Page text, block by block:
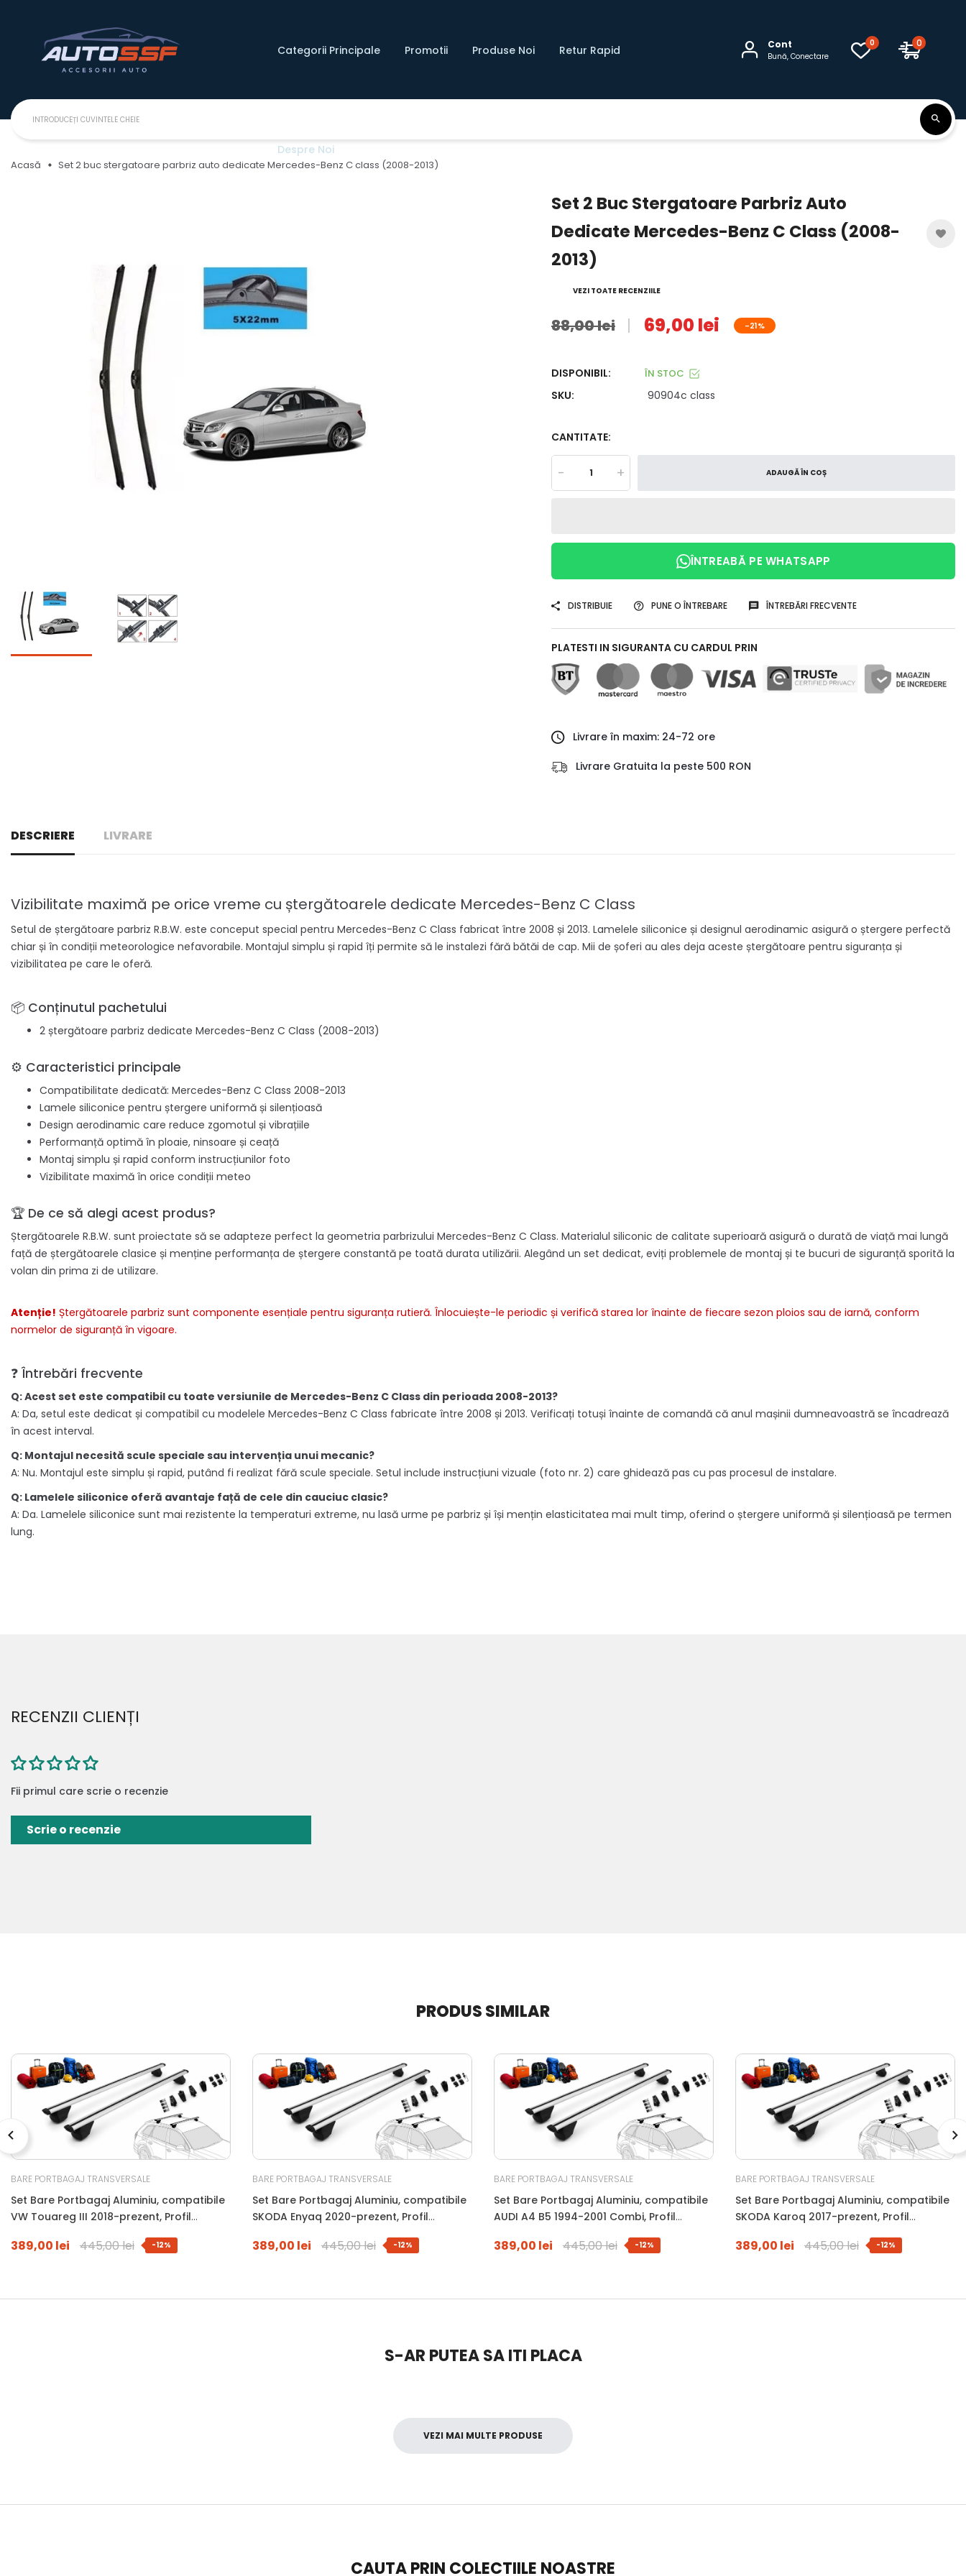
Categorii Principale Promotii Produse Noi Retur Rapid
Despre Noi
Cont
Bună, Conectare
0 0
Acasă Set 2 buc stergatoare parbriz auto dedicate Mercedes-Benz C class (2008-2013)
Set 2 Buc Stergatoare Parbriz Auto
Dedicate Mercedes-Benz C Class (2008-
2013)
VEZI TOATE RECENZIILE
88,00 lei 69,00 lei -21%
DISPONIBIL: ÎN STOC
SKU: 90904c class
CANTITATE:
- + ADAUGĂ ÎN COȘ
ÎNTREABĂ PE WHATSAPP
DISTRIBUIE PUNE O ÎNTREBARE ÎNTREBĂRI FRECVENTE
PLATESTI IN SIGURANTA CU CARDUL PRIN
Livrare în maxim: 24-72 ore
Livrare Gratuita la peste 500 RON
DESCRIERE LIVRARE
Vizibilitate maximă pe orice vreme cu ștergătoarele dedicate Mercedes-Benz C Class
Setul de ștergătoare parbriz R.B.W. este conceput special pentru Mercedes-Benz C Class fabricat între 2008 și 2013. Lamelele siliconice și designul aerodinamic asigură o ștergere perfectă
chiar și în condiții meteorologice nefavorabile. Montajul simplu și rapid îți permite să le instalezi fără bătăi de cap. Mii de șoferi au ales deja aceste ștergătoare pentru siguranța și
vizibilitatea pe care le oferă.
📦 Conținutul pachetului
2 ștergătoare parbriz dedicate Mercedes-Benz C Class (2008-2013)
⚙️ Caracteristici principale
Compatibilitate dedicată: Mercedes-Benz C Class 2008-2013
Lamele siliconice pentru ștergere uniformă și silențioasă
Design aerodinamic care reduce zgomotul și vibrațiile
Performanță optimă în ploaie, ninsoare și ceață
Montaj simplu și rapid conform instrucțiunilor foto
Vizibilitate maximă în orice condiții meteo
🏆 De ce să alegi acest produs?
Ștergătoarele R.B.W. sunt proiectate să se adapteze perfect la geometria parbrizului Mercedes-Benz C Class. Materialul siliconic de calitate superioară asigură o durată de viață mai lungă
față de ștergătoarele clasice și menține performanța de ștergere constantă pe toată durata utilizării. Alegând un set dedicat, eviți problemele de montaj și te bucuri de siguranță sporită la
volan din prima zi de utilizare.
Atenție! Ștergătoarele parbriz sunt componente esențiale pentru siguranța rutieră. Înlocuiește-le periodic și verifică starea lor înainte de fiecare sezon ploios sau de iarnă, conform
normelor de siguranță în vigoare.
❓ Întrebări frecvente
Q: Acest set este compatibil cu toate versiunile de Mercedes-Benz C Class din perioada 2008-2013?
A: Da, setul este dedicat și compatibil cu modelele Mercedes-Benz C Class fabricate între 2008 și 2013. Verificați totuși înainte de comandă că anul mașinii dumneavoastră se încadrează
în acest interval.
Q: Montajul necesită scule speciale sau intervenția unui mecanic?
A: Nu. Montajul este simplu și rapid, putând fi realizat fără scule speciale. Setul include instrucțiuni vizuale (foto nr. 2) care ghidează pas cu pas procesul de instalare.
Q: Lamelele siliconice oferă avantaje față de cele din cauciuc clasic?
A: Da. Lamelele siliconice sunt mai rezistente la temperaturi extreme, nu lasă urme pe parbriz și își mențin elasticitatea mai mult timp, oferind o ștergere uniformă și silențioasă pe termen
lung.
RECENZII CLIENȚI
Fii primul care scrie o recenzie
Scrie o recenzie
PRODUS SIMILAR
BARE PORTBAGAJ TRANSVERSALE
Set Bare Portbagaj Aluminiu, compatibile
VW Touareg III 2018-prezent, Profil
Cheie, Garnituri, Sarcina 90 Kg
389,00 lei 445,00 lei -12%
BARE PORTBAGAJ TRANSVERSALE
Set Bare Portbagaj Aluminiu, compatibile
SKODA Enyaq 2020-prezent, Profil
Cheie, Garnituri, Sarcina 90 Kg
389,00 lei 445,00 lei -12%
BARE PORTBAGAJ TRANSVERSALE
Set Bare Portbagaj Aluminiu, compatibile
AUDI A4 B5 1994-2001 Combi, Profil
Cheie, Garnituri, Sarcina 90 Kg
389,00 lei 445,00 lei -12%
BARE PORTBAGAJ TRANSVERSALE
Set Bare Portbagaj Aluminiu, compatibile
SKODA Karoq 2017-prezent, Profil
Cheie, Garnituri, Sarcina 90 Kg
389,00 lei 445,00 lei -12%
S-AR PUTEA SA ITI PLACA
VEZI MAI MULTE PRODUSE
CAUTA PRIN COLECTIILE NOASTRE